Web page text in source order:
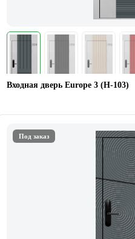
Входная дверь Europe 3 (H-103)
Под заказ